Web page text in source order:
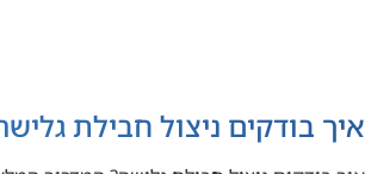
איך בודקים ניצול חבילת